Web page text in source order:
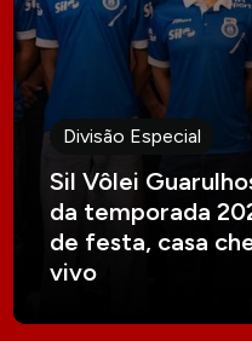
Divisão Especial
Sil Vôlei
da temporada
de festa, casa
vivo